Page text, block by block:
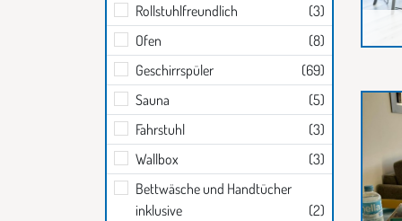
Rollstuhlfreundlich
(3)
Ofen
(8)
Geschirrspüler
(69)
Sauna
(5)
Fahrstuhl
(3)
Wallbox
(3)
Bettwäsche und Handtücher
inklusive
(2)